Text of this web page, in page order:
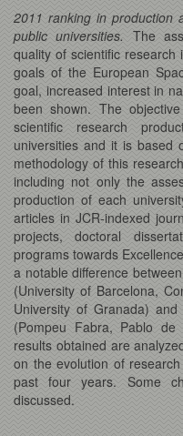
2011 ranking in production
public universities. The
quality of scientific
goals of the European
goal, increased interest in
been shown. The
scientific research
universities and it is based
methodology of this
including not only the
production of each
articles in JCR-indexed
projects, doctoral
programs towards
a notable difference
(University of Barcelona,
University of Granada)
(Pompeu Fabra, Pablo
results obtained are
on the evolution of
past four years. Some
discussed.